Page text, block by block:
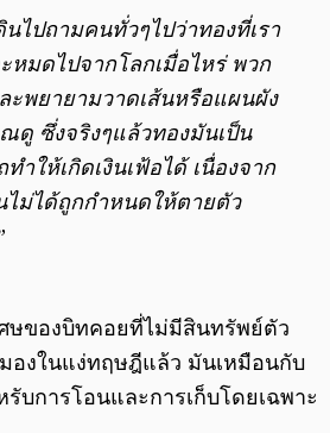
ไปถามคนทั่วๆไปว่าทองที่เรา
มดไปจากโลกเมื่อไหร่ พวก
ะพยายามวาดเส้นหรือแผนผัง
ดู ซึ่งจริงๆแล้วทองมันเป็น
ำให้เกิดเงินเฟ้อได้ เนื่องจาก
ไม่ได้ถูกกำหนดให้ตายตัว
ษของบิทคอยที่ไม่มีสินทรัพย์ตัว
องในแง่ทฤษฎีแล้ว มันเหมือนกับ
บการโอนและการเก็บโดยเฉพาะ